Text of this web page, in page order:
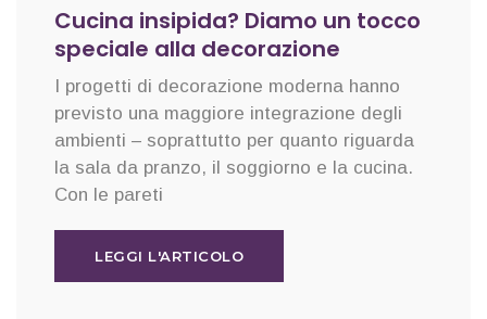
Cucina insipida? Diamo un tocco
speciale alla decorazione
I progetti di decorazione moderna hanno
previsto una maggiore integrazione degli
ambienti – soprattutto per quanto riguarda
la sala da pranzo, il soggiorno e la cucina.
Con le pareti
LEGGI L'ARTICOLO